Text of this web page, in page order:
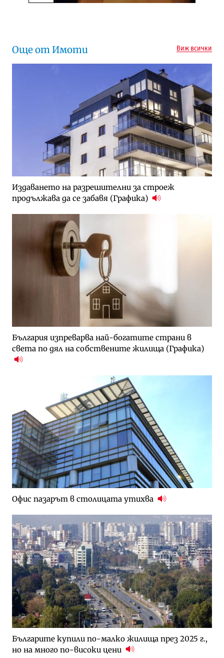
Следваща новина
Още от Имоти Виж всички
Издаването на разрешителни за строеж
продължава да се забавя (Графика)
България изпреварва най-богатите страни в
света по дял на собствените жилища (Графика)
Офис пазарът в столицата утихва
Българите купили по-малко жилища през 2025 г.,
но на много по-високи цени